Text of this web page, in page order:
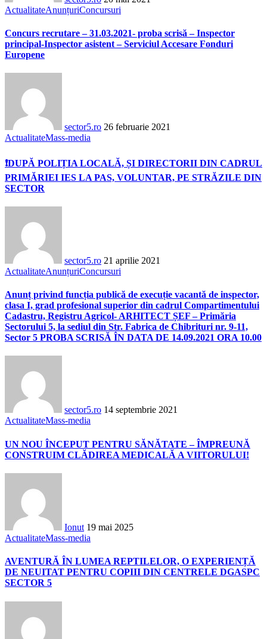
ActualitateAnunțuriConcursuri
Concurs recrutare – 31.03.2021- proba scrisă – Inspector
principal-Inspector asistent – Serviciul Accesare Fonduri
Europene
sector5.ro 26 februarie 2021
ActualitateMass-media
❗DUPĂ POLIȚIA LOCALĂ, ȘI DIRECTORII DIN CADRUL
PRIMĂRIEI IES LA PAS, VOLUNTAR, PE STRĂZILE DIN
SECTOR
sector5.ro 21 aprilie 2021
ActualitateAnunțuriConcursuri
Anunț privind funcția publică de execuție vacantă de inspector,
clasa I, grad profesional superior din cadrul Compartimentului
Cadastru, Registru Agricol- ARHITECT ȘEF – Primăria
Sectorului 5, la sediul din Str. Fabrica de Chibrituri nr. 9-11,
Sector 5 PROBA SCRISĂ ÎN DATA DE 14.09.2021 ORA 10.00
sector5.ro 14 septembrie 2021
ActualitateMass-media
UN NOU ÎNCEPUT PENTRU SĂNĂTATE – ÎMPREUNĂ
CONSTRUIM CLĂDIREA MEDICALĂ A VIITORULUI!
Ionut 19 mai 2025
ActualitateMass-media
AVENTURĂ ÎN LUMEA REPTILELOR, O EXPERIENȚĂ
DE NEUITAT PENTRU COPIII DIN CENTRELE DGASPC
SECTOR 5